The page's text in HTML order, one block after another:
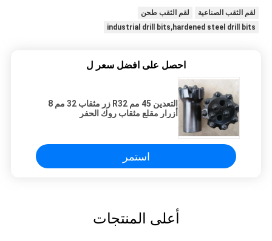
لقم الثقب الصناعية
لقم الثقب طحن
industrial drill bits,hardened steel drill bits
احصل على افضل سعر ل
التعدين 45 مم R32 زر مثقاب 32 مم 8
أزرار مقلع مثقاب روك الحفر
استمر
أعلى المنتجات